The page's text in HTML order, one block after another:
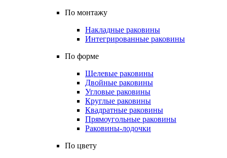
По монтажу
Накладные раковины
Интегрированные раковины
По форме
Щелевые раковины
Двойные раковины
Угловые раковины
Круглые раковины
Квадратные раковины
Прямоугольные раковины
Раковины-лодочки
По цвету